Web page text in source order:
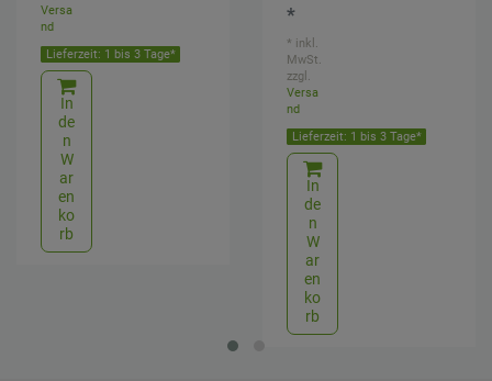
Lieferzeit: 1 bis 3 Tage*
In
de
n
W
ar
en
ko
rb
Versa
nd
*
Lieferzeit: 1 bis 3 Tage*
In
de
n
W
ar
en
ko
rb
* inkl.
MwSt.
zzgl.
Versa
nd